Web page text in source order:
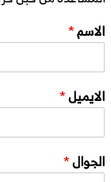
الاسم*
الايميل*
الجوال*